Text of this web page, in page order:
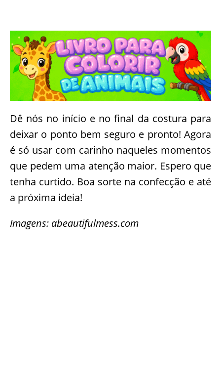
Dê nós no início e no final da costura para
deixar o ponto bem seguro e pronto! Agora
é só usar com carinho naqueles momentos
que pedem uma atenção maior. Espero que
tenha curtido. Boa sorte na confecção e até
a próxima ideia!
Imagens: abeautifulmess.com